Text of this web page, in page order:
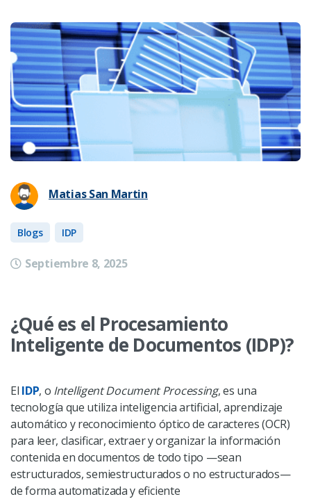
Matias San Martin
Blogs IDP
Septiembre 8, 2025
¿Qué es el Procesamiento
Inteligente de Documentos (IDP)?
El IDP, o Intelligent Document Processing, es una
tecnología que utiliza inteligencia artificial, aprendizaje
automático y reconocimiento óptico de caracteres (OCR)
para leer, clasificar, extraer y organizar la información
contenida en documentos de todo tipo —sean
estructurados, semiestructurados o no estructurados—
de forma automatizada y eficiente